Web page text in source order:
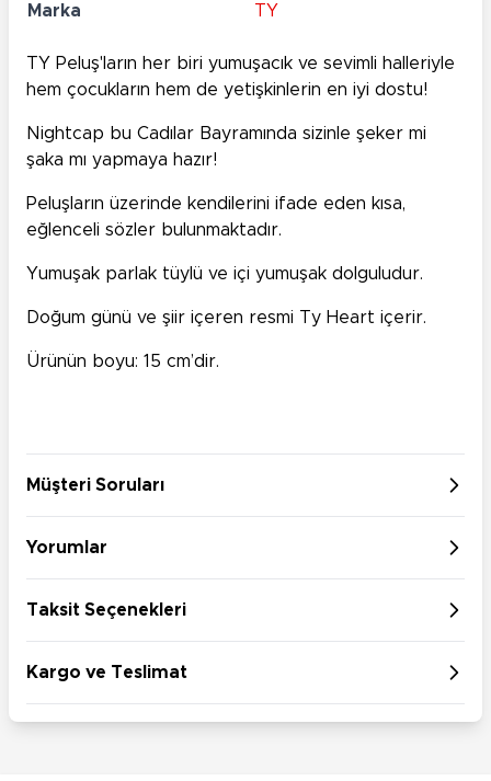
Marka TY
TY Peluş'ların her biri yumuşacık ve sevimli halleriyle
hem çocukların hem de yetişkinlerin en iyi dostu!
Nightcap bu Cadılar Bayramında sizinle şeker mi
şaka mı yapmaya hazır!
Peluşların üzerinde kendilerini ifade eden kısa,
eğlenceli sözler bulunmaktadır.
Yumuşak parlak tüylü ve içi yumuşak dolguludur.
Doğum günü ve şiir içeren resmi Ty Heart içerir.
Ürünün boyu: 15 cm’dir.
Müşteri Soruları
Yorumlar
Taksit Seçenekleri
Kargo ve Teslimat